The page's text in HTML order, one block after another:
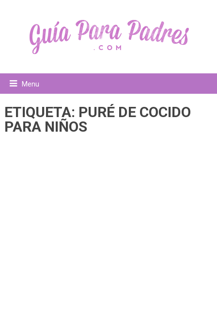
Menu
ETIQUETA: PURÉ DE COCIDO
PARA NIÑOS